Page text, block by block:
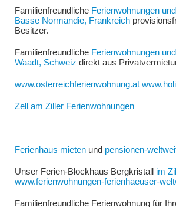
Familienfreundliche Ferienwohnungen
Basse Normandie, Frankreich
Besitzer.
Familienfreundliche Ferienwohnungen
Waadt, Schweiz direkt aus
www.osterreichferienwohnung.at
Zell am Ziller Ferienwohnungen
Ferienhaus mietenund pensionen-
Unser Ferien-Blockhaus Bergkristall im
www.ferienwohnungen-ferienhaeuser-
Familienfreundliche Ferienwohnung für